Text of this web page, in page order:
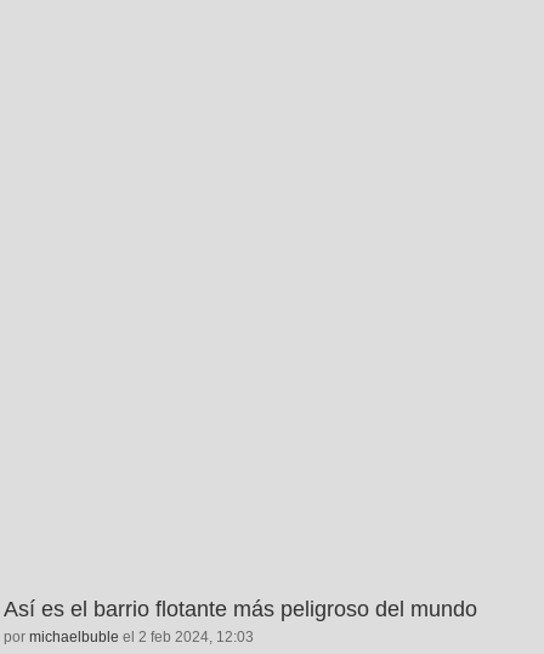
Así es el barrio flotante más peligroso del mundo
por michaelbuble el 2 feb 2024, 12:03